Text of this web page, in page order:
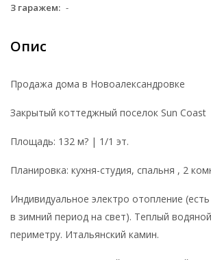
З гаражем: -
Опис
Продажа дома в Новоалександровке
Закрытый коттеджный поселок Sun Coast
Площадь: 132 м? | 1/1 эт.
Планировка: кухня-студия, спальня , 2
Индивидуальное электро отопление
в зимний период на свет). Теплый
периметру. Итальянский камин.